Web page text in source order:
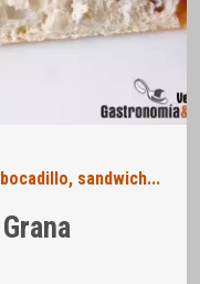
sandwich...